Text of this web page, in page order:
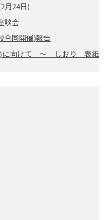
24日)
談会
同開催)報告
)に向けて ～ しおり 表紙